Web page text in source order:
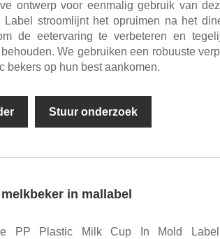
ontwerp voor eenmalig gebruik van
Label stroomlijnt het opruimen na het
de eetervaring te verbeteren en
We gebruiken een robuuste
bekers op hun best aankomen.
Stuur onderzoek
in mallabel
PP Plastic Milk Cup In Mold